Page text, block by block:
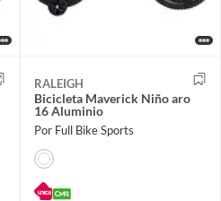
RALEIGH
Bicicleta Maverick Niño aro
16 Aluminio
Por Full Bike Sports